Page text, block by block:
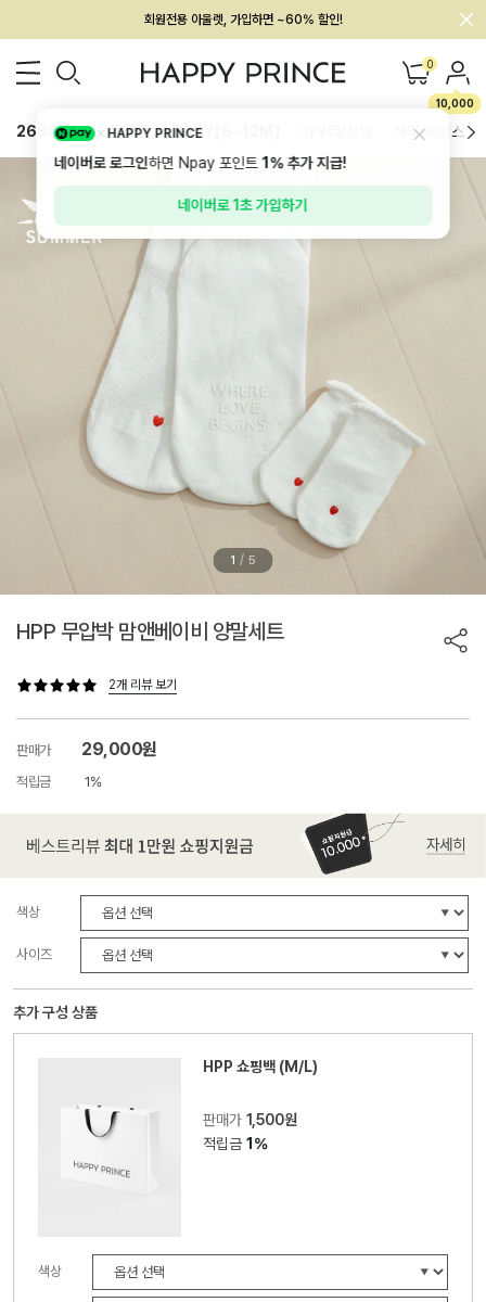
회원전용 아울렛, 가입하면 ~60% 할인!
멤버십 최대 28,000원 혜택 0
10,000
26SS 신상 BEST BABY[6~12M] 하의/레깅스
1 / 5
HPP 무압박 맘앤베이비 양말세트
2개 리뷰 보기
판매가 29,000원
적립금 1%
색상
사이즈
추가 구성 상품
HPP 쇼핑백 (M/L)
판매가1,500원
적립금1%
색상
HAPPY PRINCE
네이버로 로그인하면 Npay 포인트1%추가 지급!
네이버로 1초 가입하기